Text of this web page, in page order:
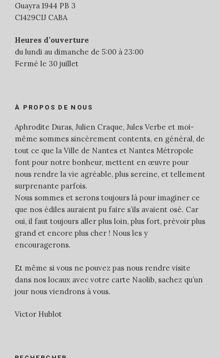
Guayra 1944 PB 3
C1429CIJ CABA
Heures d’ouverture
du lundi au dimanche de 5:00 à 23:00
Fermé le 30 juillet
À PROPOS DE NOUS
Aphrodite Duras, Julien Craque, Jules Verbe et moi-
même sommes sincèrement contents, en général, de
tout ce que la Ville de Nantes et Nantes Métropole
font pour notre bonheur, mettent en œuvre pour
nous rendre la vie agréable, plus sereine, et tellement
surprenante parfois.
Nous sommes et serons toujours là pour imaginer ce
que nos édiles auraient pu faire s’ils avaient osé. Car
oui, il faut toujours aller plus loin, plus fort, prévoir plus
grand et encore plus cher ! Nous les y
encouragerons.
Et même si vous ne pouvez pas nous rendre visite
dans nos locaux avec votre carte Naolib, sachez qu’un
jour nous viendrons à vous.
Victor Hublot